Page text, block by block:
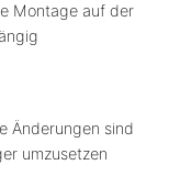
Montage auf der
Änderungen sind
umzusetzen